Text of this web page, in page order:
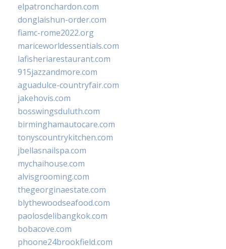
elpatronchardon.com
donglaishun-order.com
fiamc-rome2022.org
mariceworldessentials.com
lafisheriarestaurant.com
915jazzandmore.com
aguadulce-countryfair.com
jakehovis.com
bosswingsduluth.com
birminghamautocare.com
tonyscountrykitchen.com
jbellasnailspa.com
mychaihouse.com
alvisgrooming.com
thegeorginaestate.com
blythewoodseafood.com
paolosdelibangkok.com
bobacove.com
phoone24brookfield.com